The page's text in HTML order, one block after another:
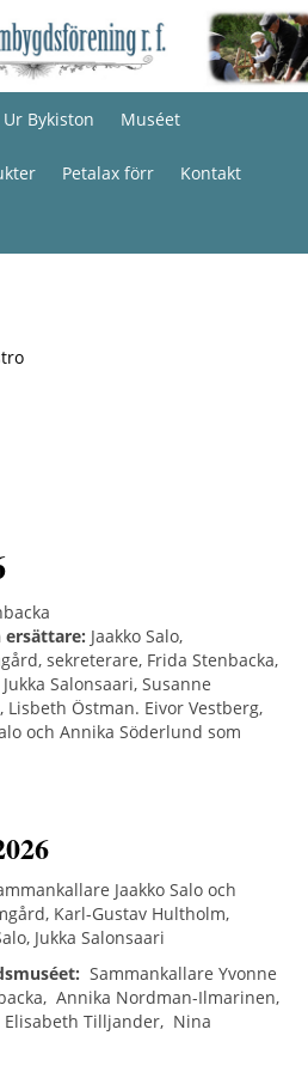
Ur Bykiston Muséet
Petalax förr Kontakt
ersättare: Jaakko Salo,
sekreterare, Frida Stenbacka,
Salonsaari, Susanne
Östman. Eivor Vestberg,
och Annika Söderlund som
Jaakko Salo och
Karl-Gustav Hultholm,
Jukka Salonsaari
Sammankallare Yvonne
Annika Nordman-Ilmarinen,
Elisabeth Tilljander, Nina